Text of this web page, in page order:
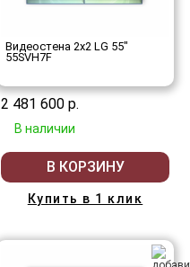
Видеостена 2x2 LG 55"
55SVH7F
2 481 600 р.
В наличии
В КОРЗИНУ
Купить в 1 клик